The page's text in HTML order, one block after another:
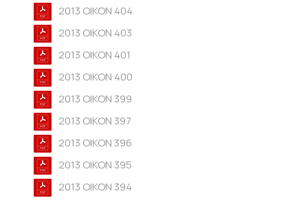
2013 OIKON 404
2013 OIKON 403
2013 OIKON 401
2013 OIKON 400
2013 OIKON 399
2013 OIKON 397
2013 OIKON 396
2013 OIKON 395
2013 OIKON 394